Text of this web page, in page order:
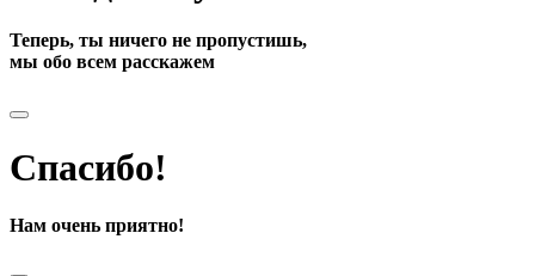
Теперь, ты ничего не пропустишь,
мы обо всем расскажем
Спасибо!
Нам очень приятно!